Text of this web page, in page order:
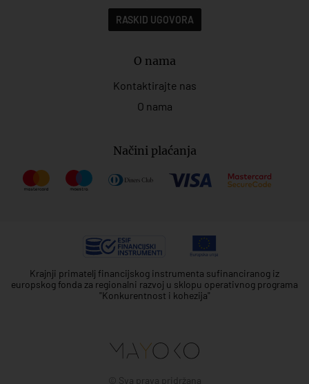
RASKID UGOVORA
O nama
Kontaktirajte nas
O nama
Načini plaćanja
Krajnji primatelj financijskog instrumenta sufinanciranog iz
europskog fonda za regionalni razvoj u sklopu operativnog programa
"Konkurentnost i kohezija"
© Sva prava pridržana